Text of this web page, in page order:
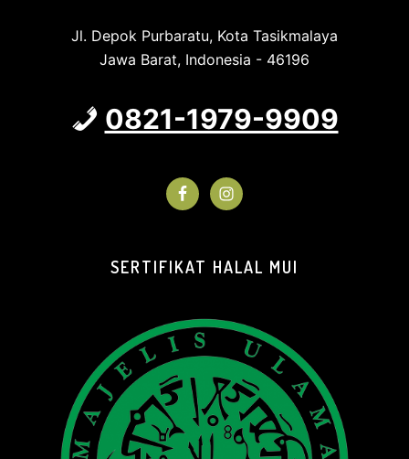
Jl. Depok Purbaratu, Kota Tasikmalaya
Jawa Barat, Indonesia - 46196
0821-1979-9909
SERTIFIKAT HALAL MUI